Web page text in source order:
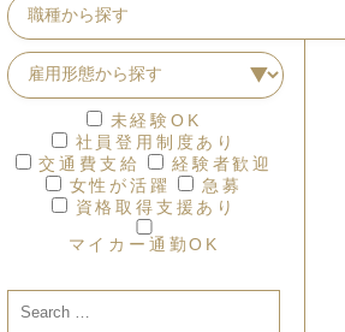
未経験OK
社員登用制度あり
交通費支給
経験者歓迎
女性が活躍
急募
資格取得支援あり
マイカー通勤OK